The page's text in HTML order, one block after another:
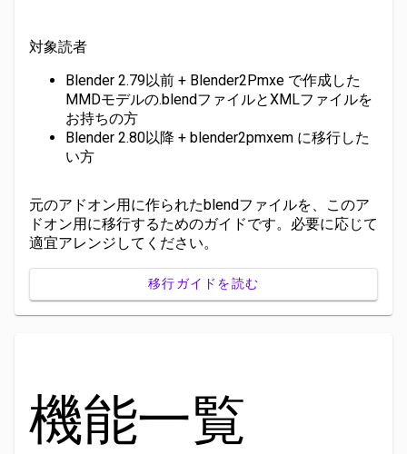
対象読者
Blender 2.79以前 + Blender2Pmxe で作成した
MMDモデルの.blendファイルとXMLファイルを
お持ちの方
Blender 2.80以降 + blender2pmxem に移行した
い方
元のアドオン用に作られたblendファイルを、このア
ドオン用に移行するためのガイドです。必要に応じて
適宜アレンジしてください。
移行ガイドを読む
機能一覧